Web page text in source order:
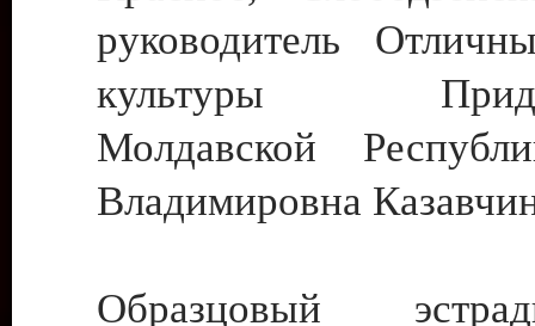
руководитель
культуры
Молдавской
Владимировна
Образцовый